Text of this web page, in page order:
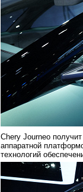
Chery Journeo
аппаратной
технологий